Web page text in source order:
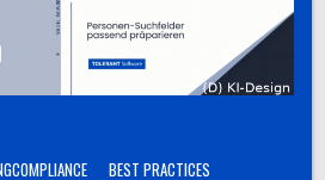
BEST PRACTICES